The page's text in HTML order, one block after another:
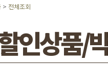
> 전체조회
인상품/